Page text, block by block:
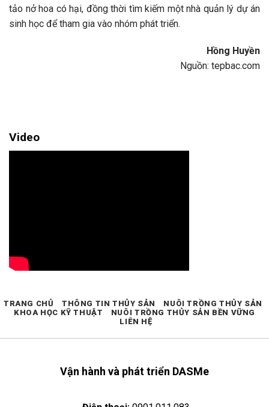
tảo nở hoa có hại, đồng thời tìm kiếm một nhà quản lý dự án
sinh học để tham gia vào nhóm phát triển.
Hồng Huyền
Nguồn: tepbac.com
Video
Vận hành và phát triển DASMe
TRANG CHỦ THÔNG TIN THỦY SẢN
NUÔI TRỒNG THỦY SẢN
KHOA HỌC KỸ THUẬT
NUÔI TRỒNG THỦY SẢN BỀN VỮNG
LIÊN HỆ